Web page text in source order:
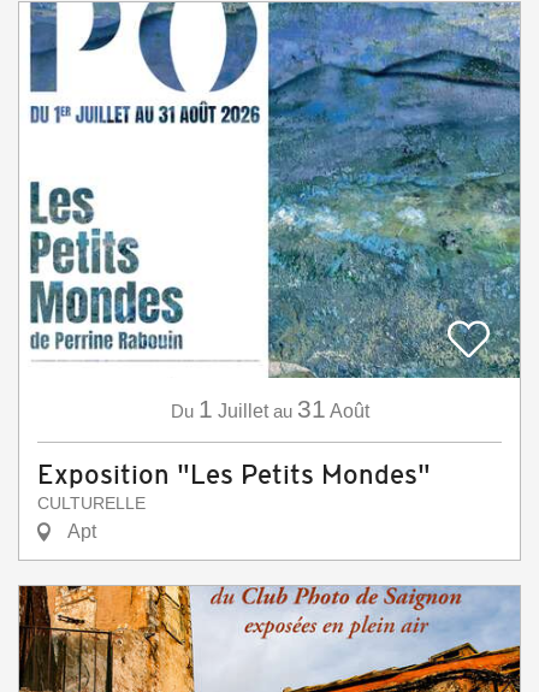
Du 1 Juillet au 31 Août
Exposition "Les Petits Mondes"
CULTURELLE
Apt